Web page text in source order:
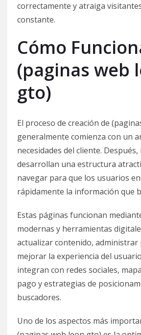
correctamente y atraiga
constante.
Cómo
(paginas web
gto)
El proceso de creación de
generalmente comienza con un
necesidades del cliente.
desarrollan una estructura
navegar para que los usuarios
rápidamente la información que
Estas páginas funcionan
modernas y herramientas
actualizar contenido, administrar
mejorar la experiencia del
integran con redes sociales,
pago y estrategias de
buscadores.
Uno de los aspectos más